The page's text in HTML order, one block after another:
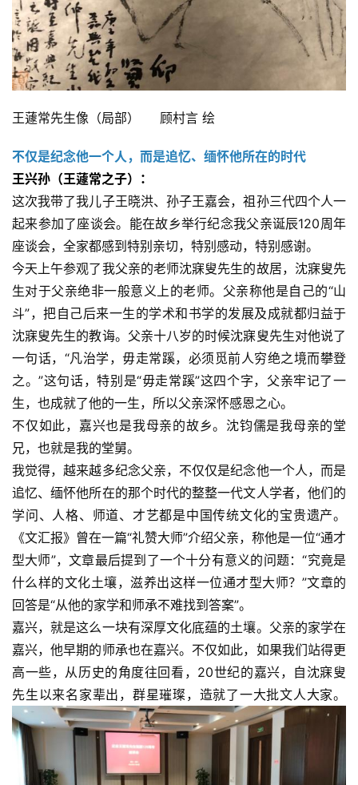
王蘧常先生像（局部）     顾村言 绘
不仅是纪念他一个人，而是追忆、缅怀他所在的时代
王兴孙（王蘧常之子）：
这次我带了我儿子王晓洪、孙子王嘉会，祖孙三代四个人一
起来参加了座谈会。能在故乡举行纪念我父亲诞辰120周年
座谈会，全家都感到特别亲切，特别感动，特别感谢。
今天上午参观了我父亲的老师沈寐叟先生的故居，沈寐叟先
生对于父亲绝非一般意义上的老师。父亲称他是自己的“山
斗”，把自己后来一生的学术和书学的发展及成就都归益于
沈寐叟先生的教诲。父亲十八岁的时候沈寐叟先生对他说了
一句话，“凡治学，毋走常蹊，必须觅前人穷绝之境而攀登
之。”这句话，特别是“毋走常蹊”这四个字，父亲牢记了一
生，也成就了他的一生，所以父亲深怀感恩之心。
不仅如此，嘉兴也是我母亲的故乡。沈钧儒是我母亲的堂
兄，也就是我的堂舅。
我觉得，越来越多纪念父亲，不仅仅是纪念他一个人，而是
追忆、缅怀他所在的那个时代的整整一代文人学者，他们的
学问、人格、师道、才艺都是中国传统文化的宝贵遗产。
《文汇报》曾在一篇“礼赞大师”介绍父亲，称他是一位“通才
型大师”，文章最后提到了一个十分有意义的问题：“究竟是
什么样的文化土壤，滋养出这样一位通才型大师？”文章的
回答是“从他的家学和师承不难找到答案”。
嘉兴，就是这么一块有深厚文化底蕴的土壤。父亲的家学在
嘉兴，他早期的师承也在嘉兴。不仅如此，如果我们站得更
高一些，从历史的角度往回看，20世纪的嘉兴，自沈寐叟
先生以来名家辈出，群星璀璨，造就了一大批文人大家。